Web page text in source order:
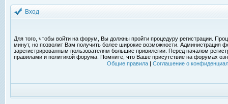
Вход
Для того, чтобы войти на форум, Вы должны пройти процедуру регистрации.
минут, но позволит Вам получить более широкие возможности. Администрация
зарегистрированным пользователям большие привилегии. Перед началом
правилами и политикой форума. Помните, что Ваше присутствие на форумах
Общие правила| Соглашение о